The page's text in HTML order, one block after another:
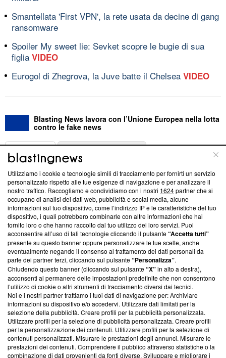
Smantellata 'First VPN', la rete usata da decine di gang
ransomware
Spoiler My sweet lie: Sevket scopre le bugie di sua
figlia VIDEO
Eurogol di Zhegrova, la Juve batte il Chelsea VIDEO
Blasting News lavora con l’Unione Europea nella lotta
contro le fake news
ABOUT
Questa sezione offre informazioni trasparenti su Blasting
News, sui nostri processi editoriali e su come ci impegniamo a
creare news di qualità. Inoltre, afferma la nostra aderenza a
‘Trust Project - News with Integrity’Blasting News non è
ancora membro del programma, ma ha richiesto di farne
parte; Trust Project non ha ancora effettuato una verifica di
conformità agli standard.
Su di noi
Team editoriale
Corporate
Redazione
Informativa Privacy
Cookie Policy
Utilizziamo i cookie e tecnologie simili di tracciamento per fornirti un servizio
personalizzato rispetto alle tue esigenze di navigazione e per analizzare il
nostro traffico. Raccogliamo e condividiamo con i nostri 1624partner che si
occupano di analisi dei dati web, pubblicità e social media, alcune
informazioni sul tuo dispositivo, come l’indirizzo IP e le caratteristiche del tuo
dispositivo, i quali potrebbero combinarle con altre informazioni che hai
fornito loro o che hanno raccolto dal tuo utilizzo dei loro servizi. Puoi
acconsentire all’uso di tali tecnologie cliccando il pulsante“Accetta tutti”
presente su questo banner oppure personalizzare le tue scelte, anche
eventualmente negando il consenso al trattamento dei dati personali da
parte dei partner terzi, cliccando sul pulsante“Personalizza”.
Chiudendo questo banner (cliccando sul pulsante“X”in alto a destra),
acconsenti al permanere delle impostazioni predefinite che non consentono
l’utilizzo di cookie o altri strumenti di tracciamento diversi dai tecnici.
Noi e i nostri partner trattiamo i tuoi dati di navigazione per: Archiviare
informazioni su dispositivo e/o accedervi. Utilizzare dati limitati per la
selezione della pubblicità. Creare profili per la pubblicità personalizzata.
Utilizzare profili per la selezione di pubblicità personalizzata. Creare profili
per la personalizzazione dei contenuti. Utilizzare profili per la selezione di
contenuti personalizzati. Misurare le prestazioni degli annunci. Misurare le
prestazioni dei contenuti. Comprendere il pubblico attraverso statistiche o la
combinazione di dati provenienti da fonti diverse. Sviluppare e migliorare i